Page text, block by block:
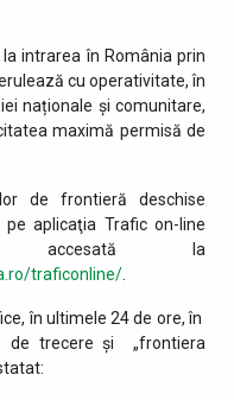
intrarea în România prin
cu operativitate, în
naționale și comunitare,
maximă permisă de
de frontieră deschise
aplicaţia Trafic on-line
la
traficonline/
în ultimele 24 de ore, în
de trecere şi „frontiera